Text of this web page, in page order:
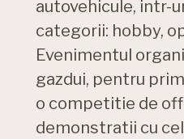
autovehicule, intr-
categorii: hobby,
Evenimentul
gazdui, pentru
o competitie de
demonstratii cu